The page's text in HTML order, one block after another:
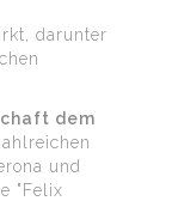
darunter
dem
und
"Felix